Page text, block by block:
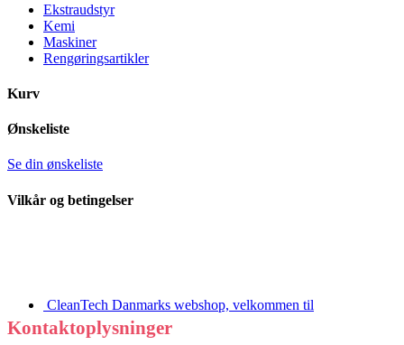
Ekstraudstyr
Kemi
Maskiner
Rengøringsartikler
Kurv
Ønskeliste
Se din ønskeliste
Vilkår og betingelser
CleanTech Danmarks webshop, velkommen til
Kontaktoplysninger